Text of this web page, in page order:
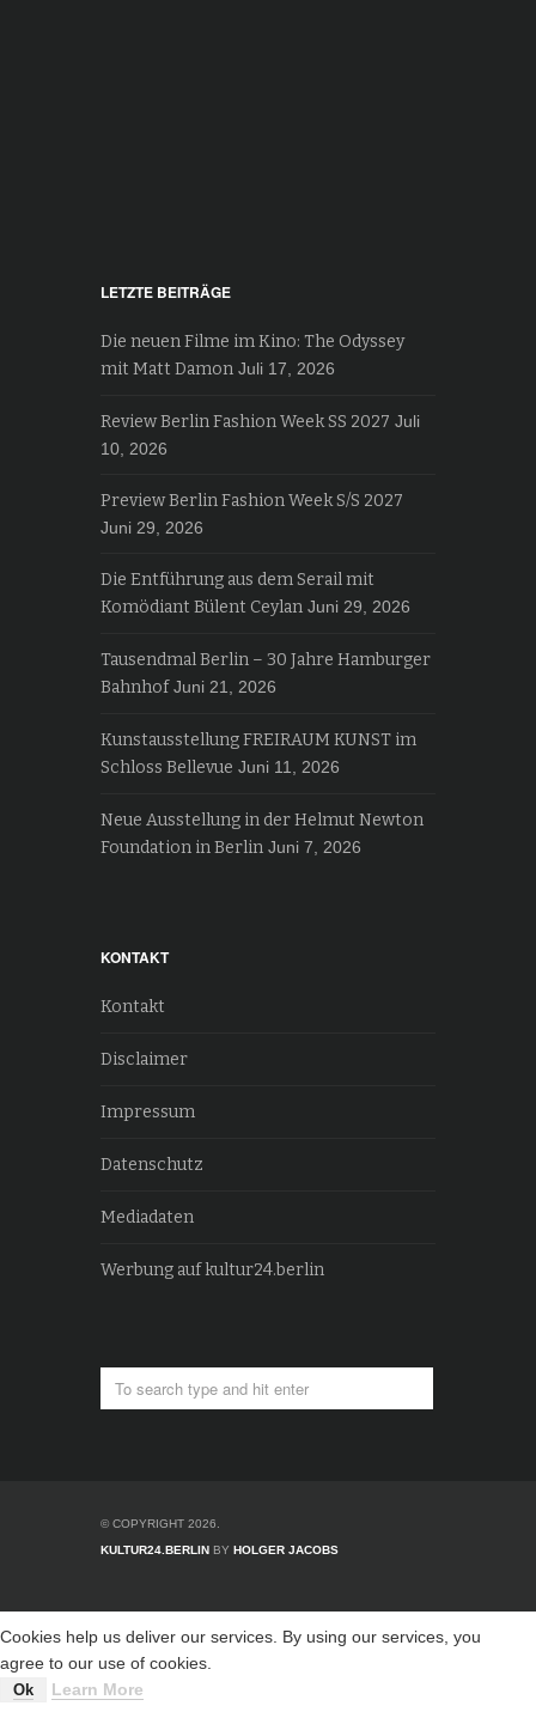
LETZTE BEITRÄGE
Die neuen Filme im Kino: The Odyssey
mit Matt Damon Juli 17, 2026
Review Berlin Fashion Week SS 2027 Juli
10, 2026
Preview Berlin Fashion Week S/S 2027
Juni 29, 2026
Die Entführung aus dem Serail mit
Komödiant Bülent Ceylan Juni 29, 2026
Tausendmal Berlin – 30 Jahre Hamburger
Bahnhof Juni 21, 2026
Kunstausstellung FREIRAUM KUNST im
Schloss Bellevue Juni 11, 2026
Neue Ausstellung in der Helmut Newton
Foundation in Berlin Juni 7, 2026
KONTAKT
Kontakt
Disclaimer
Impressum
Datenschutz
Mediadaten
Werbung auf kultur24.berlin
© COPYRIGHT 2026.
KULTUR24.BERLINBY HOLGER JACOBS
Cookies help us deliver our services. By using our services, you
agree to our use of cookies.
Ok Learn More